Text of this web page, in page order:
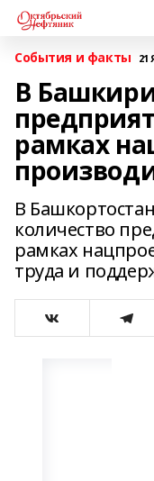
События и факты 21
В
рамках
В
количество
рамках
труда и